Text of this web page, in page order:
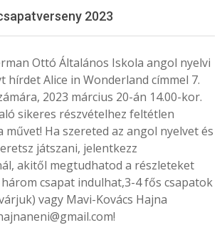
2023
Ottó Általános Iskola angol nyelvi
hírdet Alice in Wonderland címmel 7.
2023 március 20-án 14.00-kor.
sikeres részvételhez feltétlen
művet! Ha szereted az angol nyelvet és
játszani, jelentkezz
akitől megtudhatod a részleteket
csapat indulhat,3-4 fős csapatok
vagy Mavi-Kovács Hajna